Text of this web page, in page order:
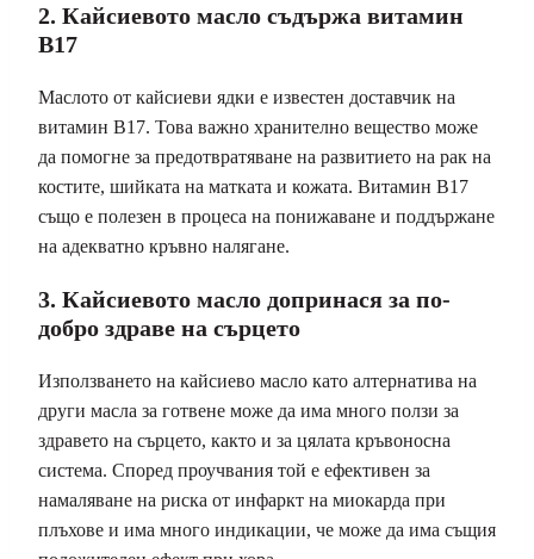
2. Кайсиевото масло съдържа витамин
B17
Маслото от кайсиеви ядки е известен доставчик на
витамин B17. Това важно хранително вещество може
да помогне за предотвратяване на развитието на рак на
костите, шийката на матката и кожата. Витамин B17
също е полезен в процеса на понижаване и поддържане
на адекватно кръвно налягане.
3. Кайсиевото масло допринася за по-
добро здраве на сърцето
Използването на кайсиево масло като алтернатива на
други масла за готвене може да има много ползи за
здравето на сърцето, както и за цялата кръвоносна
система. Според проучвания той е ефективен за
намаляване на риска от инфаркт на миокарда при
плъхове и има много индикации, че може да има същия